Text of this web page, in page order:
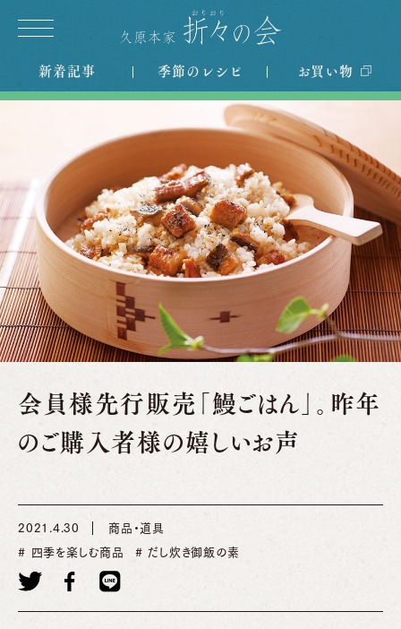
会員様先行販売「鰻ごはん」。昨年
のご購入者様の嬉しいお声
2021.4.30 商品・道具
四季を楽しむ商品 だし炊き御飯の素
新着記事 季節のレシピ お買い物